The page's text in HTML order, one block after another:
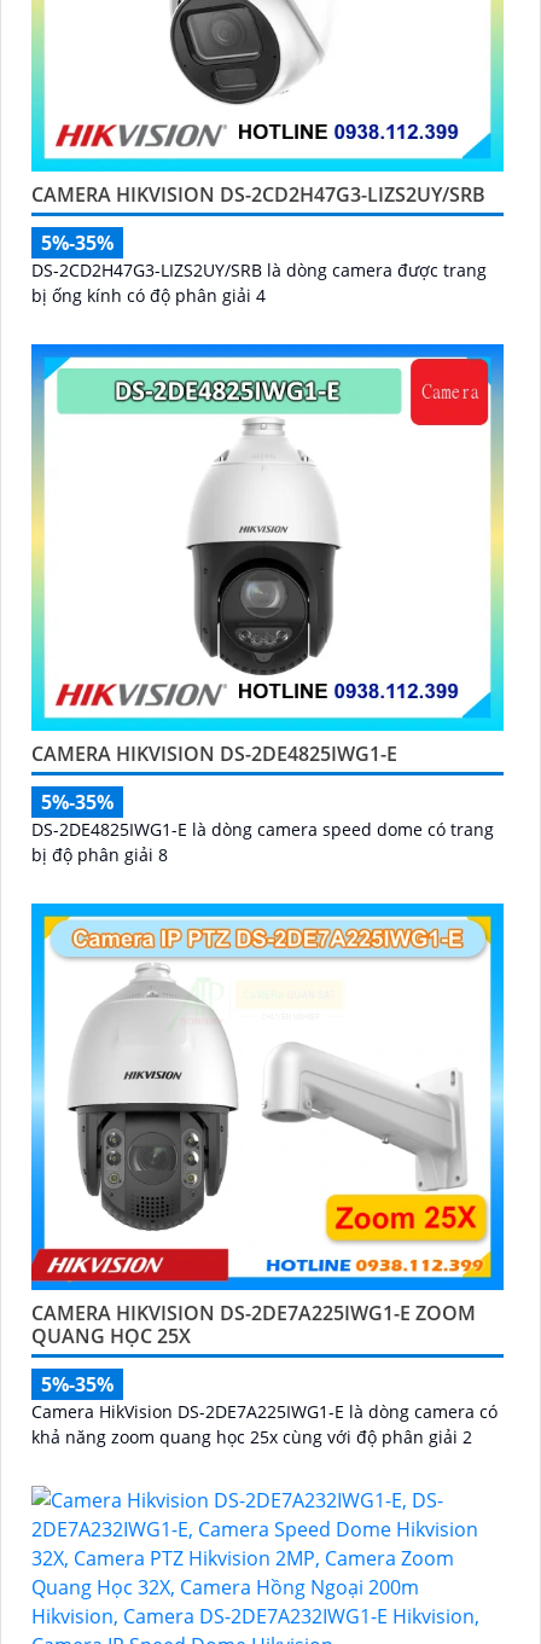
CAMERA HIKVISION DS-2CD2H47G3-LIZS2UY/SRB
5%-35%
DS-2CD2H47G3-LIZS2UY/SRB là dòng camera được trang
bị ống kính có độ phân giải 4
CAMERA HIKVISION DS-2DE4825IWG1-E
5%-35%
DS-2DE4825IWG1-E là dòng camera speed dome có trang
bị độ phân giải 8
CAMERA HIKVISION DS-2DE7A225IWG1-E ZOOM
QUANG HỌC 25X
5%-35%
Camera HikVision DS-2DE7A225IWG1-E là dòng camera có
khả năng zoom quang học 25x cùng với độ phân giải 2